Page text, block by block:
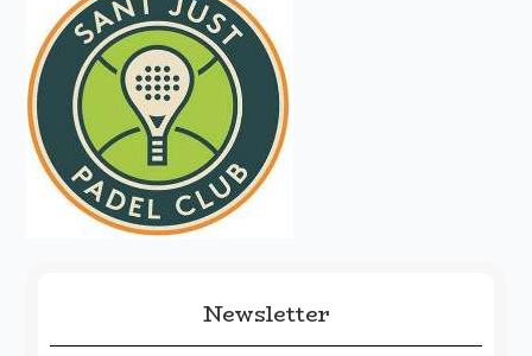
a
r
p
o
Newsletter